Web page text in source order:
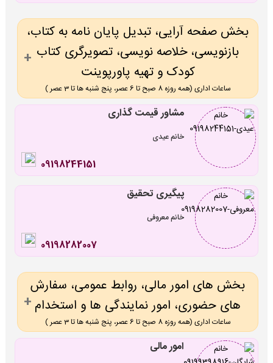
بخش صفحه آرایی، تبدیل پایان نامه به کتاب،
بازنویسی، خلاصه نویسی، تصویرگری کتاب
کودک و تهیه پاورپوینت
ساعات اداری (همه روزه 8 صبح تا 6 عصر، پنج شنبه ها تا 3 عصر )
مشاور قیمت گذاری
خانم عیدی
09198244151
پیگیری تحقیق
خانم معروفی
09198282007
بخش های امور مالی، روابط عمومی، سفارش
های حضوری، امور نمایندگی ها و استخدام
ساعات اداری (همه روزه 8 صبح تا 6 عصر، پنج شنبه ها تا 3 عصر )
امور مالی